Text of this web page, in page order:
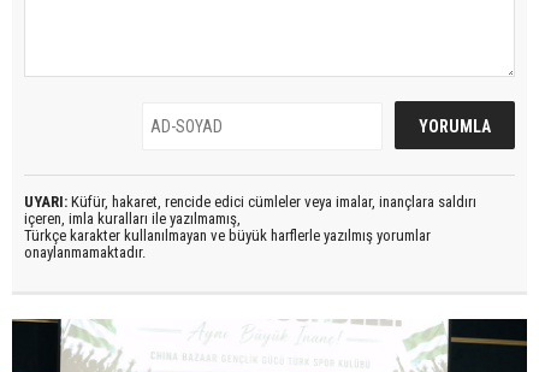
UYARI: Küfür, hakaret, rencide edici cümleler veya imalar, inançlara saldırı
içeren, imla kuralları ile yazılmamış,
Türkçe karakter kullanılmayan ve büyük harflerle yazılmış yorumlar
onaylanmamaktadır.